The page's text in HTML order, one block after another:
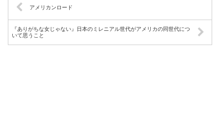
アメリカンロード
『ありがちな女じゃない』日本のミレニアル世代がアメリカの同世代につ
いて思うこと